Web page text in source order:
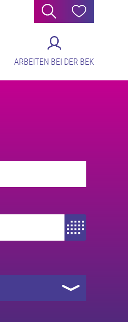
Suche Hilfe
ARBEITEN BEI DER BEK
Zeitraum bis